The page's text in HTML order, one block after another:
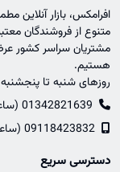
افرامکس، بازار آنلاین
متنوع از فروشندگان
مشتریان سراسر کشور
هستیم.
روزهای شنبه تا پنجشنبه
01342821639 (ساعت 9 الی 13)
09118423832 (ساعت 9 الی 13)
دسترسی سریع